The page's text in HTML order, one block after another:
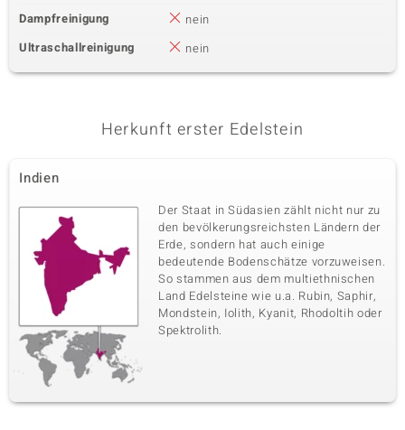
Dampfreinigung
nein
Ultraschallreinigung
nein
Herkunft erster Edelstein
Indien
Der Staat in Südasien zählt nicht nur zu
den bevölkerungsreichsten Ländern der
Erde, sondern hat auch einige
bedeutende Bodenschätze vorzuweisen.
So stammen aus dem multiethnischen
Land Edelsteine wie u.a. Rubin, Saphir,
Mondstein, Iolith, Kyanit, Rhodoltih oder
Spektrolith.